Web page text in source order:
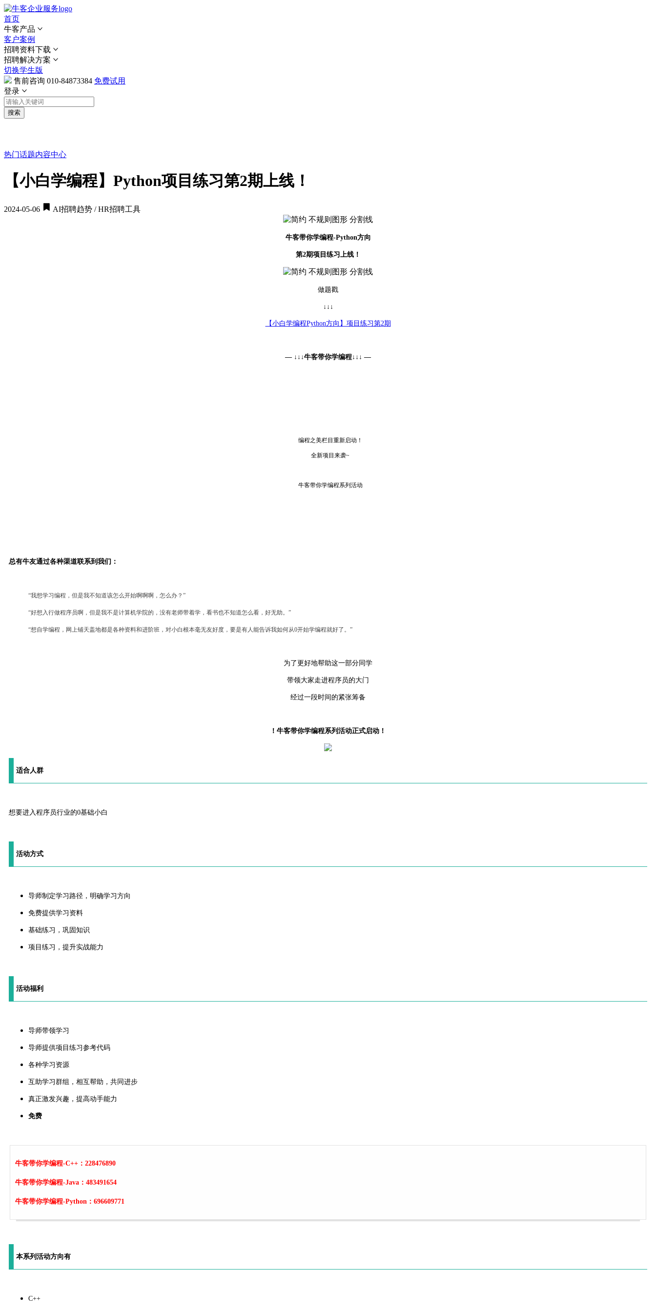
首页
牛客产品
客户案例
招聘资料下载
招聘解决方案
切换学生版
售前咨询 010-84873384 免费试用
登录
搜索
热门话题内容中心
【小白学编程】Python项目练习第2期上线！
2024-05-06 AI招聘趋势 / HR招聘工具
牛客带你学编程-Python方向
第2期项目练习上线！
做题戳
↓↓↓
【小白学编程Python方向】项目练习第2期
— ↓↓↓牛客带你学编程↓↓↓ —
编程之美栏目重新启动！
全新项目来袭~
牛客带你学编程系列活动
总有牛友通过各种渠道联系到我们：
“我想学习编程，但是我不知道该怎么开始啊啊啊，怎么办？”
“好想入行做程序员啊，但是我不是计算机学院的，没有老师带着学，看书也不知道怎么看，好无助。”
“想自学编程，网上铺天盖地都是各种资料和进阶班，对小白根本毫无友好度，要是有人能告诉我如何从0开始学编程就好了。”
为了更好地帮助这一部分同学
带领大家走进程序员的大门
经过一段时间的紧张筹备
！牛客带你学编程系列活动正式启动！
适合人群
想要进入程序员行业的0基础小白
活动方式
导师制定学习路径，明确学习方向
免费提供学习资料
基础练习，巩固知识
项目练习，提升实战能力
活动福利
导师带领学习
导师提供项目练习参考代码
各种学习资源
互助学习群组，相互帮助，共同进步
真正激发兴趣，提高动手能力
免费
牛客带你学编程-C++：228476890
牛客带你学编程-Java：483491654
牛客带你学编程-Python：696609771
本系列活动方向有
C++